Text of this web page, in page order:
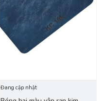
Đang cập nhật